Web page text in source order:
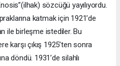
sözcüğü yayılıyordu.
katmak için 1921’de
ile birleşme istediler. Bu
karşı çıkış 1925’ten sonra
döndü. 1931’de silahlı